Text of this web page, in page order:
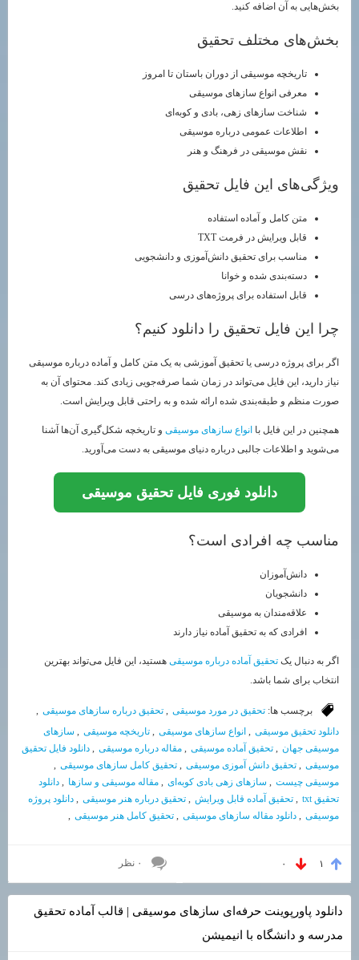
بخش‌هایی به آن اضافه کنید.
بخش‌های مختلف تحقیق
تاریخچه موسیقی از دوران باستان تا امروز
معرفی انواع سازهای موسیقی
شناخت سازهای زهی، بادی و کوبه‌ای
اطلاعات عمومی درباره موسیقی
نقش موسیقی در فرهنگ و هنر
ویژگی‌های این فایل تحقیق
متن کامل و آماده استفاده
قابل ویرایش در فرمت TXT
مناسب برای تحقیق دانش‌آموزی و دانشجویی
دسته‌بندی شده و خوانا
قابل استفاده برای پروژه‌های درسی
چرا این فایل تحقیق را دانلود کنیم؟
اگر برای پروژه درسی یا تحقیق آموزشی به یک متن کامل و آماده درباره موسیقی
نیاز دارید، این فایل می‌تواند در زمان شما صرفه‌جویی زیادی کند. محتوای آن به
صورت منظم و طبقه‌بندی شده ارائه شده و به راحتی قابل ویرایش است.
همچنین در این فایل با انواع سازهای موسیقی و تاریخچه شکل‌گیری آن‌ها آشنا
می‌شوید و اطلاعات جالبی درباره دنیای موسیقی به دست می‌آورید.
دانلود فوری فایل تحقیق موسیقی
مناسب چه افرادی است؟
دانش‌آموزان
دانشجویان
علاقه‌مندان به موسیقی
افرادی که به تحقیق آماده نیاز دارند
اگر به دنبال یک تحقیق آماده درباره موسیقی هستید، این فایل می‌تواند بهترین
انتخاب برای شما باشد.
برچسب ها: تحقیق در مورد موسیقی , تحقیق درباره سازهای موسیقی ,
دانلود تحقیق موسیقی , انواع سازهای موسیقی , تاریخچه موسیقی , سازهای
موسیقی جهان , تحقیق آماده موسیقی , مقاله درباره موسیقی , دانلود فایل تحقیق
موسیقی , تحقیق دانش آموزی موسیقی , تحقیق کامل سازهای موسیقی ,
موسیقی چیست , سازهای زهی بادی کوبه‌ای , مقاله موسیقی و سازها , دانلود
تحقیق txt
, تحقیق آماده قابل ویرایش , تحقیق درباره هنر موسیقی , دانلود پروژه
موسیقی , دانلود مقاله سازهای موسیقی , تحقیق کامل هنر موسیقی ,
۱ ۰ ۰ نظر
دانلود پاورپوینت حرفه‌ای سازهای موسیقی | قالب آماده تحقیق
مدرسه و دانشگاه با انیمیشن